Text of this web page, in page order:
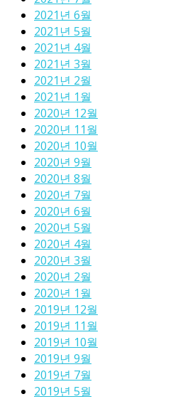
2021년 6월
2021년 5월
2021년 4월
2021년 3월
2021년 2월
2021년 1월
2020년 12월
2020년 11월
2020년 10월
2020년 9월
2020년 8월
2020년 7월
2020년 6월
2020년 5월
2020년 4월
2020년 3월
2020년 2월
2020년 1월
2019년 12월
2019년 11월
2019년 10월
2019년 9월
2019년 7월
2019년 5월